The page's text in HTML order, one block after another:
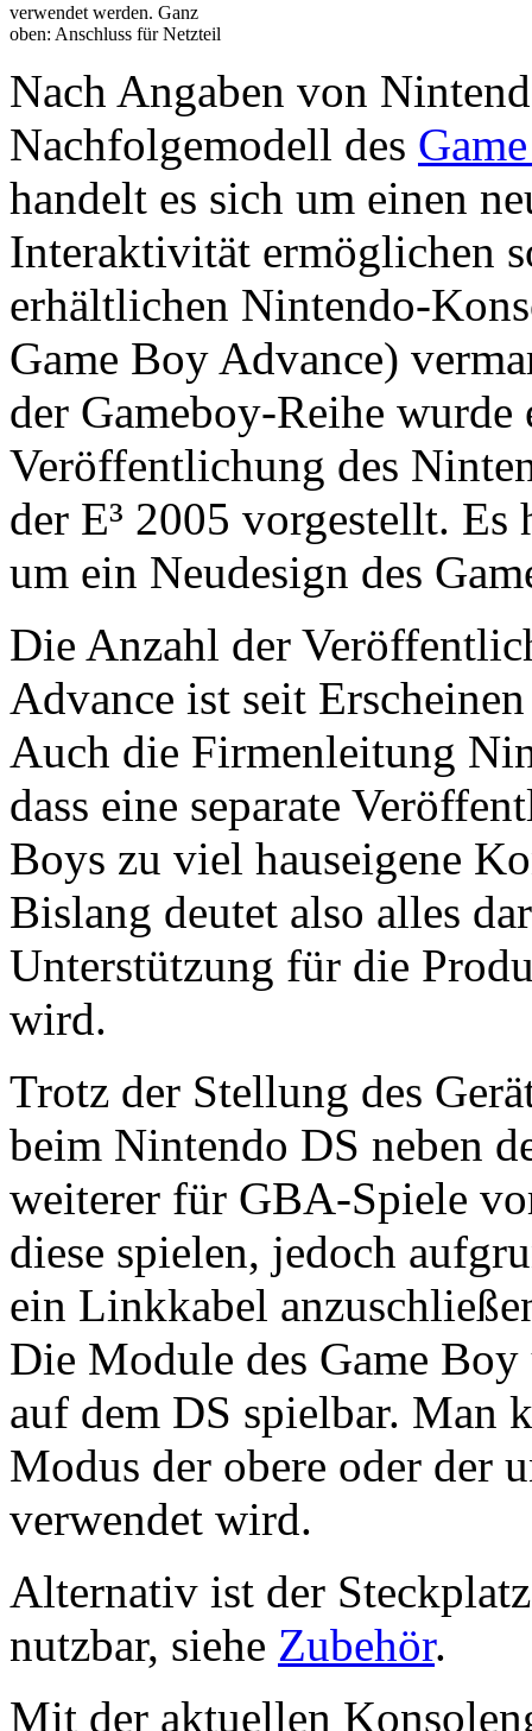
verwendet werden. Ganz
oben: Anschluss für Netzteil
Nach Angaben von
Nachfolgemodell des
handelt es sich um einen
Interaktivität ermöglichen
erhältlichen Nintendo-
Game Boy Advance)
der Gameboy-Reihe wurde
Veröffentlichung des
der E³ 2005 vorgestellt.
um ein Neudesign des
Die Anzahl der
Advance ist seit
Auch die Firmenleitung
dass eine separate
Boys zu viel hauseigene
Bislang deutet also alles
Unterstützung für die
wird.
Trotz der Stellung des
beim Nintendo DS neben
weiterer für GBA-Spiele
diese spielen, jedoch
ein Linkkabel
Die Module des Game
auf dem DS spielbar. Man
Modus der obere oder der
verwendet wird.
Alternativ ist der
nutzbar, siehe Zubehör.
Mit der aktuellen